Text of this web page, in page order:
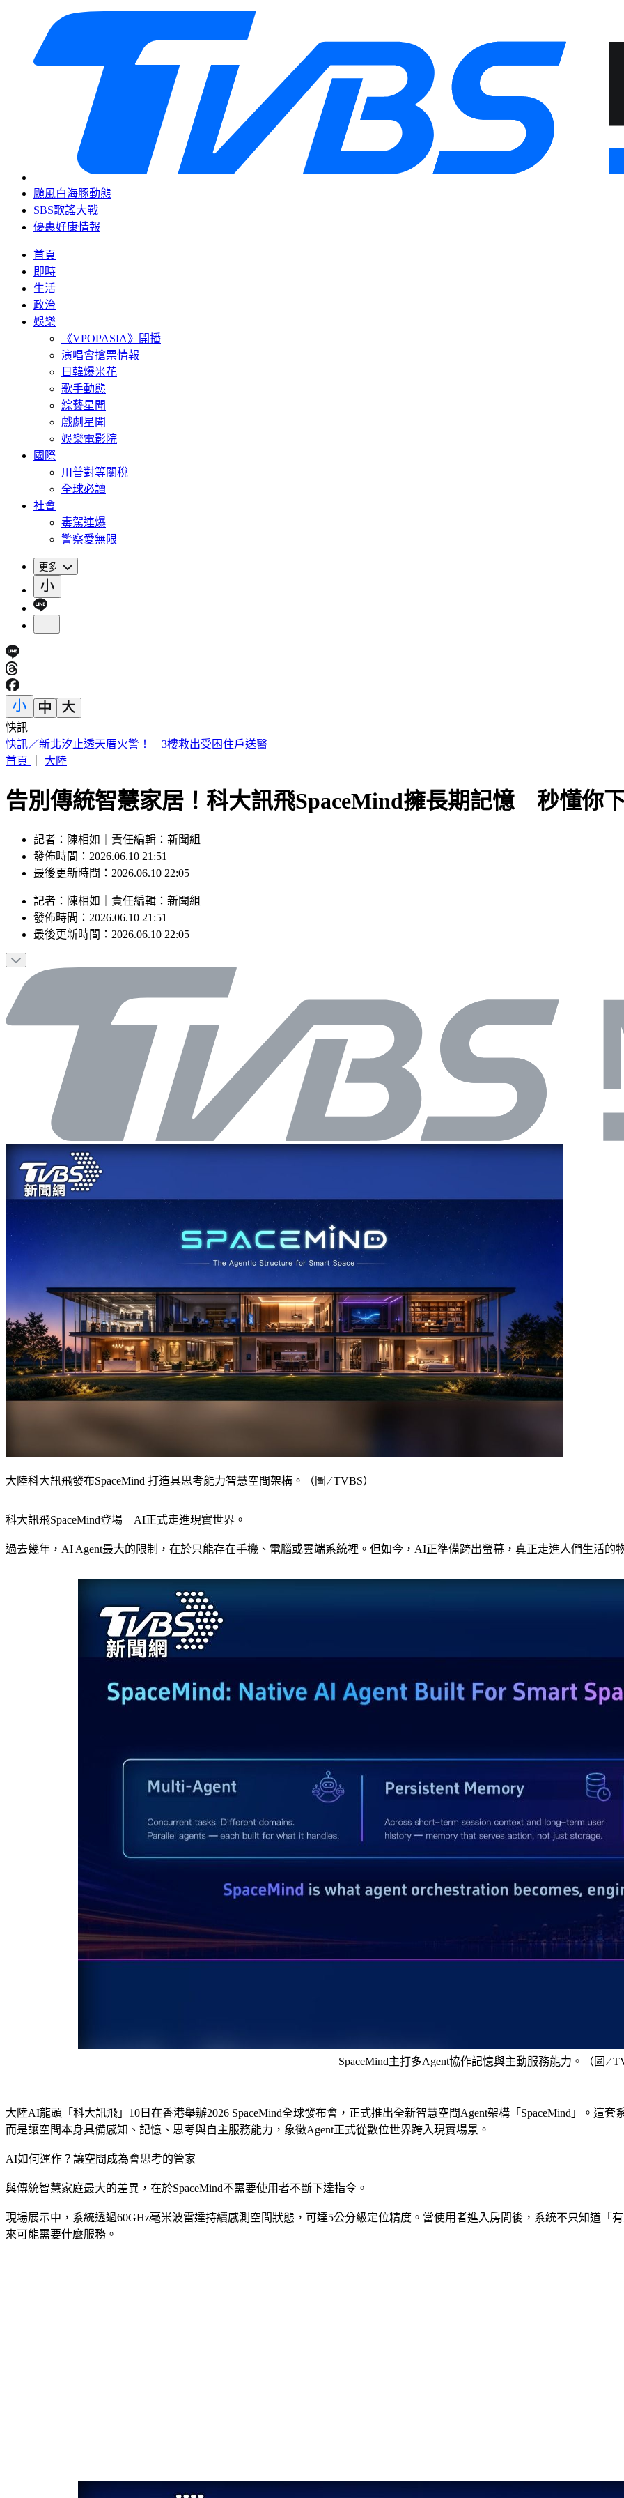
颱風白海豚動態
SBS歌謠大戰
優惠好康情報
首頁
即時
生活
政治
娛樂
《VPOPASIA》開播
演唱會搶票情報
日韓爆米花
歌手動態
綜藝星聞
戲劇星聞
娛樂電影院
國際
川普對等關稅
全球必讀
社會
毒駕連爆
警察愛無限
更多
快訊
日本人來台爆買！曬35公斤「超台戰利品」 網友見1物全笑翻
首頁
大陸
告別傳統智慧家居！科大訊飛SpaceMind擁長期記憶 秒懂你
記者：陳相如｜責任編輯：新聞組
發佈時間：2026.06.10 21:51
最後更新時間：2026.06.10 22:05
記者 ： 陳相如 責任編輯 ： 新聞組
發佈時間： 2026.06.10 21:51
最後更新時間： 2026.06.10 22:05
大陸科大訊飛發布SpaceMind 打造具思考能力智慧空間架構。（圖 ∕ TVBS）
科大訊飛SpaceMind登場　AI正式走進現實世界。
過去幾年，AI Agent最大的限制，在於只能存在手機、電腦或雲端系統裡。但如今，AI正準備跨出螢幕，真正走進人們生活的
SpaceMind主打多Agent協作記憶與主動服務能力。（圖 ∕
大陸AI龍頭「科大訊飛」10日在香港舉辦2026 SpaceMind全球發布會，正式推出全新智慧空間Agent架構「SpaceMind」。這
而是讓空間本身具備感知、記憶、思考與自主服務能力，象徵Agent正式從數位世界跨入現實場景。
AI如何運作？讓空間成為會思考的管家
與傳統智慧家庭最大的差異，在於SpaceMind不需要使用者不斷下達指令。
現場展示中，系統透過60GHz毫米波雷達持續感測空間狀態，可達5公分級定位精度。當使用者進入房間後，系統不只知道「
來可能需要什麼服務。